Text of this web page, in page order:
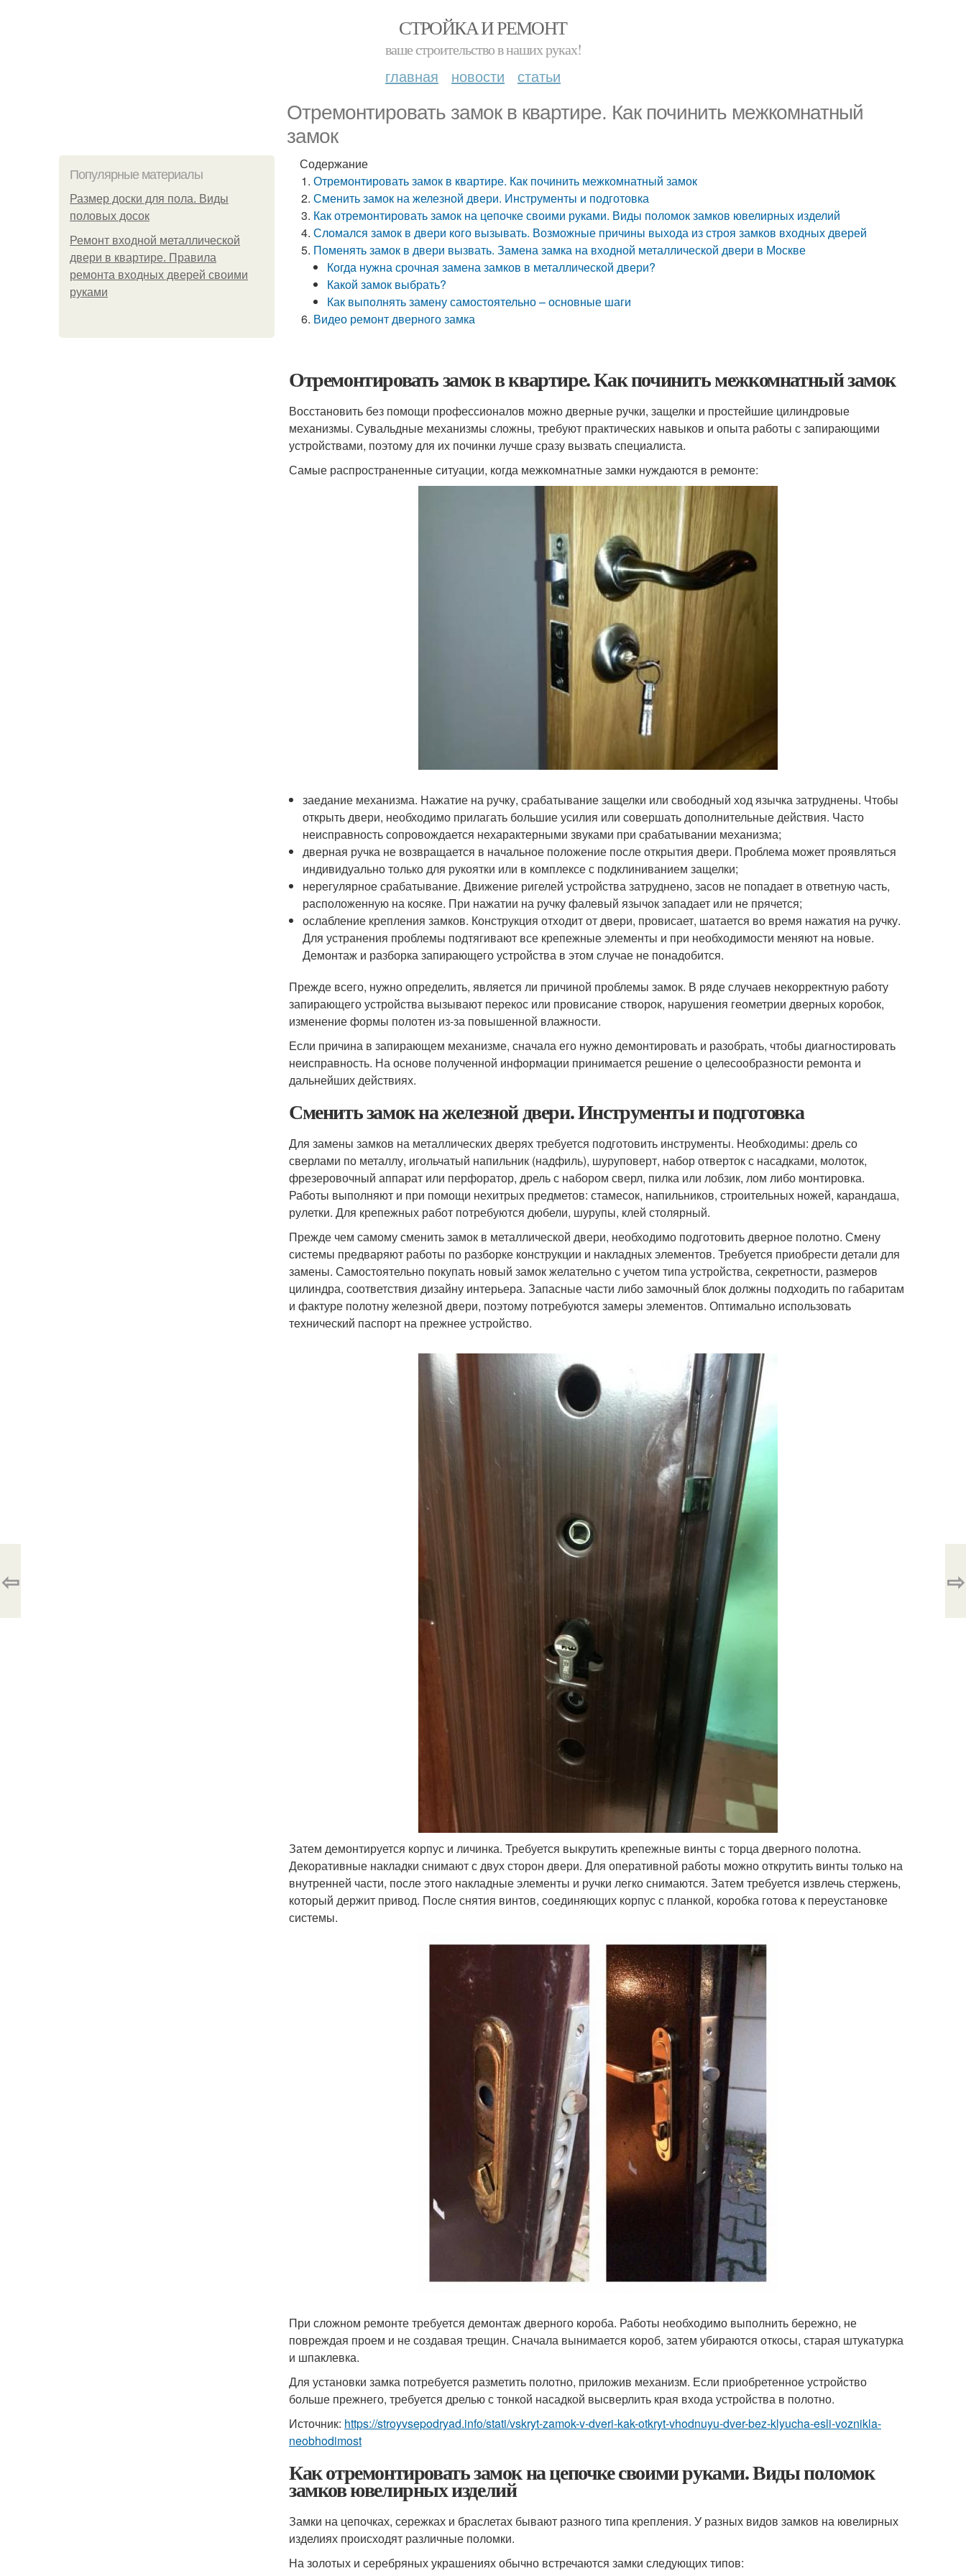
СТРОЙКА И РЕМОНТ
ваше строительство в наших руках!
главная новости статьи
Отремонтировать замок в квартире. Как починить межкомнатный
замок
Популярные материалы
Размер доски для пола. Виды
половых досок
Ремонт входной металлической
двери в квартире. Правила
ремонта входных дверей своими
руками
Содержание
Отремонтировать замок в квартире. Как починить межкомнатный замок
Сменить замок на железной двери. Инструменты и подготовка
Как отремонтировать замок на цепочке своими руками. Виды поломок замков ювелирных изделий
Сломался замок в двери кого вызывать. Возможные причины выхода из строя замков входных дверей
Поменять замок в двери вызвать. Замена замка на входной металлической двери в Москве
Когда нужна срочная замена замков в металлической двери?
Какой замок выбрать?
Как выполнять замену самостоятельно – основные шаги
Видео ремонт дверного замка
Отремонтировать замок в квартире. Как починить межкомнатный замок
Восстановить без помощи профессионалов можно дверные ручки, защелки и простейшие цилиндровые
механизмы. Сувальдные механизмы сложны, требуют практических навыков и опыта работы с запирающими
устройствами, поэтому для их починки лучше сразу вызвать специалиста.
Самые распространенные ситуации, когда межкомнатные замки нуждаются в ремонте:
заедание механизма. Нажатие на ручку, срабатывание защелки или свободный ход язычка затруднены. Чтобы
открыть двери, необходимо прилагать большие усилия или совершать дополнительные действия. Часто
неисправность сопровождается нехарактерными звуками при срабатывании механизма;
дверная ручка не возвращается в начальное положение после открытия двери. Проблема может проявляться
индивидуально только для рукоятки или в комплексе с подклиниванием защелки;
нерегулярное срабатывание. Движение ригелей устройства затруднено, засов не попадает в ответную часть,
расположенную на косяке. При нажатии на ручку фалевый язычок западает или не прячется;
ослабление крепления замков. Конструкция отходит от двери, провисает, шатается во время нажатия на ручку.
Для устранения проблемы подтягивают все крепежные элементы и при необходимости меняют на новые.
Демонтаж и разборка запирающего устройства в этом случае не понадобится.
Прежде всего, нужно определить, является ли причиной проблемы замок. В ряде случаев некорректную работу
запирающего устройства вызывают перекос или провисание створок, нарушения геометрии дверных коробок,
изменение формы полотен из-за повышенной влажности.
Если причина в запирающем механизме, сначала его нужно демонтировать и разобрать, чтобы диагностировать
неисправность. На основе полученной информации принимается решение о целесообразности ремонта и
дальнейших действиях.
Сменить замок на железной двери. Инструменты и подготовка
Для замены замков на металлических дверях требуется подготовить инструменты. Необходимы: дрель со
сверлами по металлу, игольчатый напильник (надфиль), шуруповерт, набор отверток с насадками, молоток,
фрезеровочный аппарат или перфоратор, дрель с набором сверл, пилка или лобзик, лом либо монтировка.
Работы выполняют и при помощи нехитрых предметов: стамесок, напильников, строительных ножей, карандаша,
рулетки. Для крепежных работ потребуются дюбели, шурупы, клей столярный.
Прежде чем самому сменить замок в металлической двери, необходимо подготовить дверное полотно. Смену
системы предваряют работы по разборке конструкции и накладных элементов. Требуется приобрести детали для
замены. Самостоятельно покупать новый замок желательно с учетом типа устройства, секретности, размеров
цилиндра, соответствия дизайну интерьера. Запасные части либо замочный блок должны подходить по габаритам
и фактуре полотну железной двери, поэтому потребуются замеры элементов. Оптимально использовать
технический паспорт на прежнее устройство.
Затем демонтируется корпус и личинка. Требуется выкрутить крепежные винты с торца дверного полотна.
Декоративные накладки снимают с двух сторон двери. Для оперативной работы можно открутить винты только на
внутренней части, после этого накладные элементы и ручки легко снимаются. Затем требуется извлечь стержень,
который держит привод. После снятия винтов, соединяющих корпус с планкой, коробка готова к переустановке
системы.
При сложном ремонте требуется демонтаж дверного короба. Работы необходимо выполнить бережно, не
повреждая проем и не создавая трещин. Сначала вынимается короб, затем убираются откосы, старая штукатурка
и шпаклевка.
Для установки замка потребуется разметить полотно, приложив механизм. Если приобретенное устройство
больше прежнего, требуется дрелью с тонкой насадкой высверлить края входа устройства в полотно.
Источник: https://stroyvsepodryad.info/stati/vskryt-zamok-v-dveri-kak-otkryt-vhodnuyu-dver-bez-klyucha-esli-voznikla-
neobhodimost
Как отремонтировать замок на цепочке своими руками. Виды поломок
замков ювелирных изделий
Замки на цепочках, сережках и браслетах бывают разного типа крепления. У разных видов замков на ювелирных
изделиях происходят различные поломки.
На золотых и серебряных украшениях обычно встречаются замки следующих типов:
⇦ ⇨